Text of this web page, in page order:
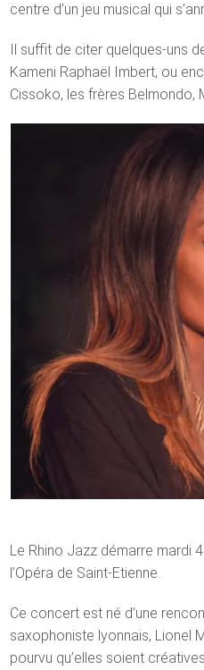
centre d’un jeu musical qui
Il suffit de citer quelques-uns
Kameni Raphaël Imbert, ou
Cissoko, les frères Belmondo,
Le Rhino Jazz démarre mardi
l’Opéra de Saint-Etienne.
Ce concert est né d’une
saxophoniste lyonnais, Lionel
pourvu qu’elles soient